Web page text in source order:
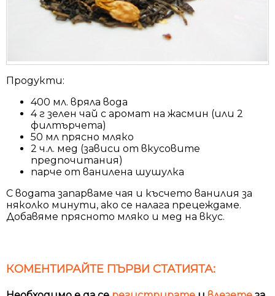
Продукти:
400 мл. вряла вода
4 г зелен чай с аромат на жасмин (или 2
филтърчета)
50 мл прясно мляко
2 ч.л. мед (зависи от вкусовите
предпочитания)
парче от ванилена шушулка
С водата запарваме чая и късчето ванилия за
няколко минути, ако се налага прецеждаме.
Добавяме прясното мляко и мед на вкус.
КОМЕНТИРАЙТЕ ПЪРВИ СТАТИЯТА: